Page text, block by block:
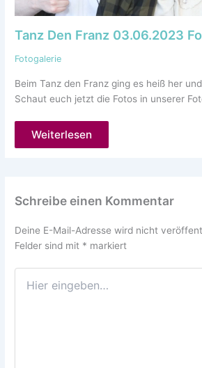
Tanz Den Franz 03.06.2023
Fotogalerie
Beim Tanz den Franz ging es heiß her
Schaut euch jetzt die Fotos in unserer
Weiterlesen
Schreibe einen Kommentar
Deine E-Mail-Adresse wird nicht
Felder sind mit * markiert
eingeben…